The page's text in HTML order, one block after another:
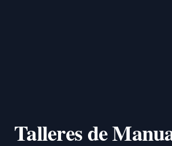
Talleres de